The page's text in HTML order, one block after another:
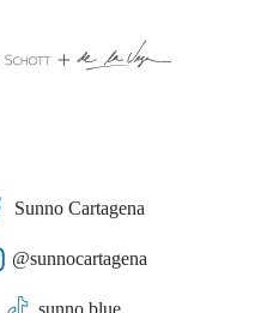
Sunno Cartagena
@sunnocartagena